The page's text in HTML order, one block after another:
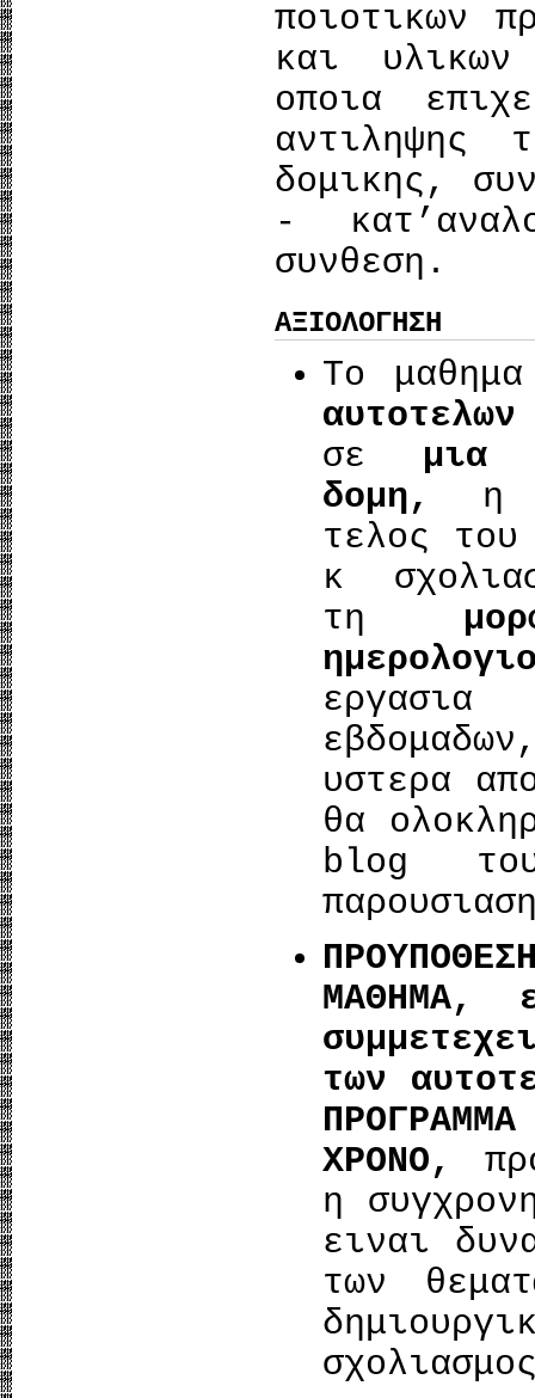
ποιοτικων
και
οποια
αντιληψης
δομικης,
-
συνθεση.
ΑΞΙΟΛΟΓΗΣΗ
Το
σε μια
δομη, η
τελος
κ
τη
υστερα
θα
blog
ΜΑΘΗΜΑ,
των
ΧΡΟΝΟ,
η
ειναι
των